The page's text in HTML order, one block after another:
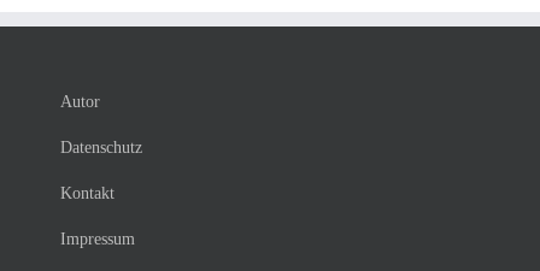
Autor
Datenschutz
Kontakt
Impressum